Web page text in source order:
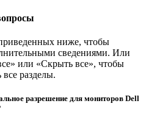
ниже, чтобы
сведениями. Или
или «Скрыть все», чтобы
разделы.
разрешение для мониторов Dell